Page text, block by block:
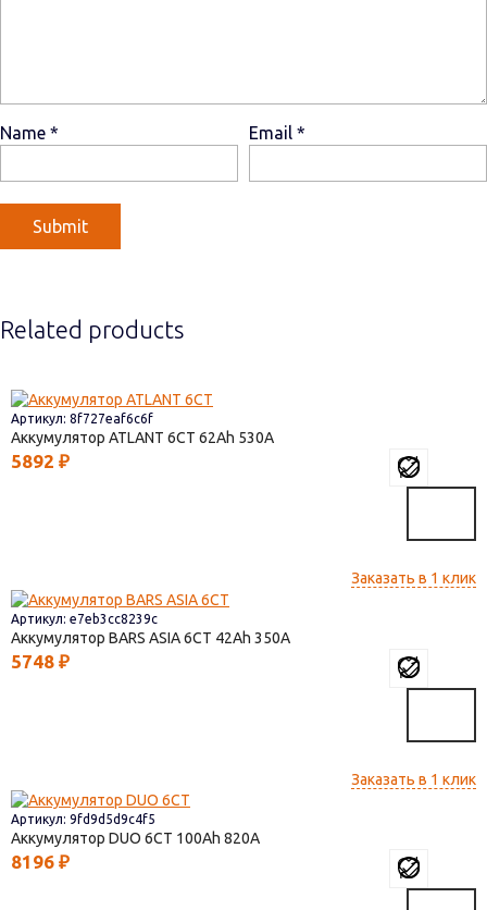
Name * Email *
Related products
Артикул: 8f727eaf6c6f
Аккумулятор ATLANT 6СТ 62 530
5892 ₽
Заказать в 1 клик
Артикул: e7eb3cc8239c
Аккумулятор BARS ASIA 6CT 42 350
5748 ₽
Заказать в 1 клик
Артикул: 9fd9d5d9c4f5
Аккумулятор DUO 6СТ 100 820
8196 ₽